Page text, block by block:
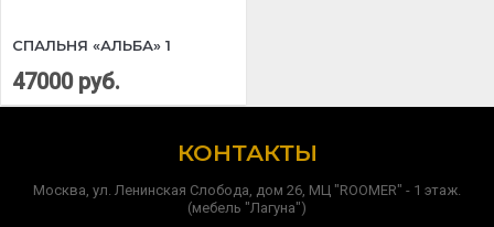
СПАЛЬНЯ «АЛЬБА» 1
47000 руб.
КОНТАКТЫ
Москва, ул. Ленинская Слобода, дом 26, МЦ "ROOMER" - 1 этаж.
(мебель "Лагуна")